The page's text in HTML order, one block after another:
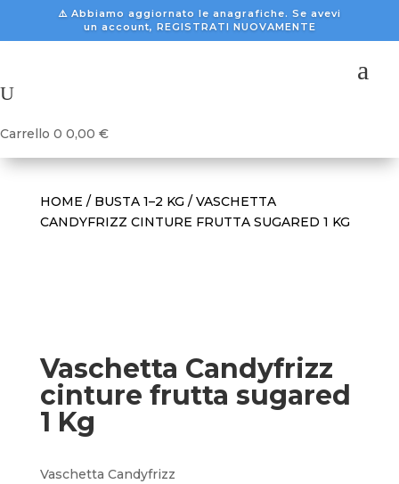
⚠️ Abbiamo aggiornato le anagrafiche. Se avevi
un account, REGISTRATI NUOVAMENTE
a
U
Carrello 0 0,00 €
HOME / BUSTA 1–2 KG / VASCHETTA
CANDYFRIZZ CINTURE FRUTTA SUGARED 1 KG
Vaschetta Candyfrizz
cinture frutta sugared
1 Kg
Vaschetta Candyfrizz